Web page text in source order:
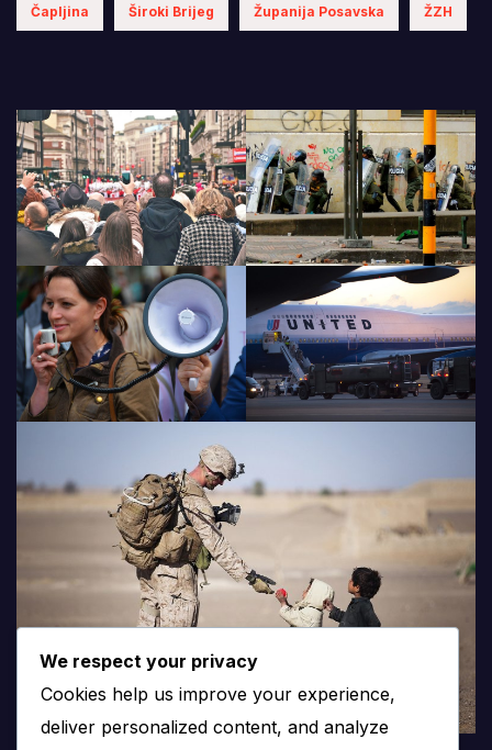
Čapljina Široki Brijeg Županija Posavska ŽZH
We respect your privacy
Cookies help us improve your experience,
deliver personalized content, and analyze